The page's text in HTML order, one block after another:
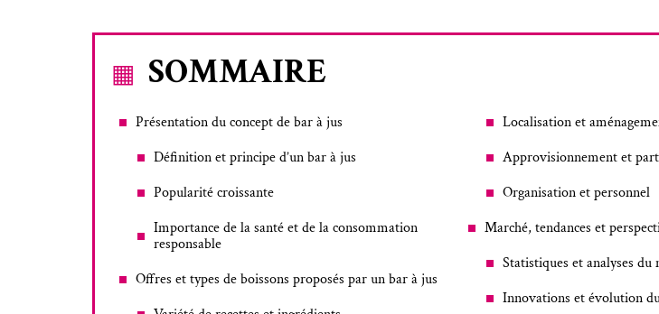
SOMMAIRE
Présentation du concept de bar à jus
Définition et principe d’un bar à jus
Popularité croissante
Importance de la santé et de la consommation
responsable
Offres et types de boissons proposés par un bar à jus
Localisation et
Approvisionnement et
Organisation et personnel
Marché, tendances et
Statistiques et analyses du
Innovations et évolution